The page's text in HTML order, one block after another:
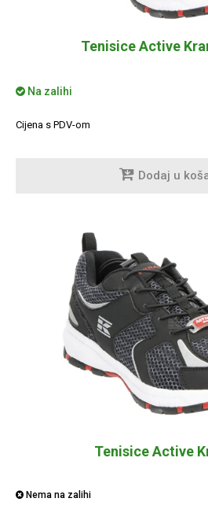
Tenisice Active
Na zalihi
Cijena s PDV-om
Dodaj u
Tenisice Active
Nema na zalihi